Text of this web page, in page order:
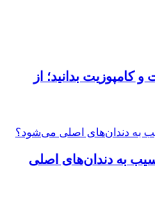
و کامپوزیت بدانید؛ از
به دندان‌های اصلی